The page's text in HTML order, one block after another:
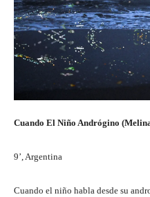
Cuando El Niño Andrógino
9’, Argentina
Cuando el niño habla desde su